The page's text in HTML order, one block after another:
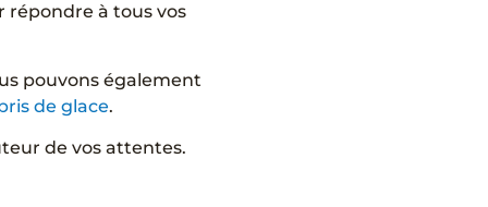
répondre à tous vos
pouvons également
de glace.
de vos attentes.